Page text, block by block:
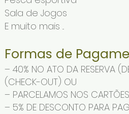
Sala de Jogos
E muito mais ...
Formas de
– 40% NO ATO DA RESERVA
(CHECK-OUT) OU
– PARCELAMOS NOS
– 5% DE DESCONTO PARA